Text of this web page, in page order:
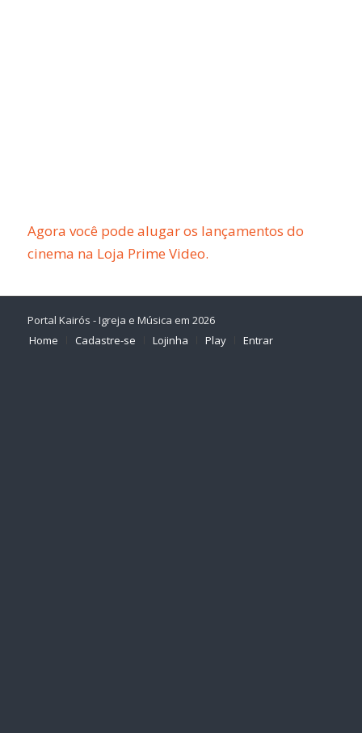
Agora você pode alugar os lançamentos do
cinema na Loja Prime Video.
Portal Kairós - Igreja e Música em 2026
Home
Cadastre-se Lojinha Play Entrar